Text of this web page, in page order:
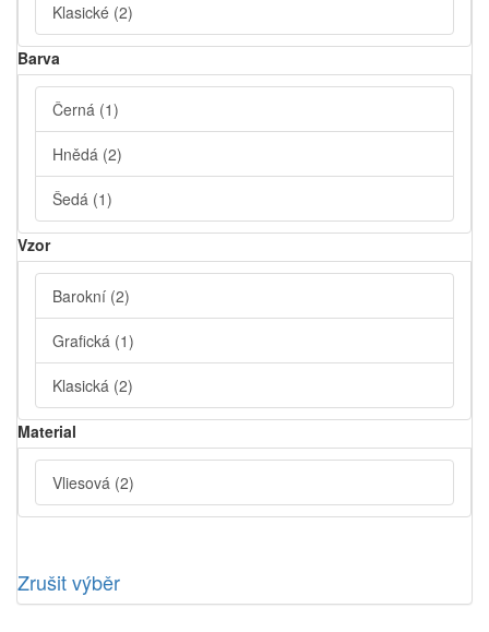
Klasické (2)
Barva
Černá (1)
Hnědá (2)
Šedá (1)
Vzor
Barokní (2)
Grafická (1)
Klasická (2)
Material
Vliesová (2)
Zrušit výběr